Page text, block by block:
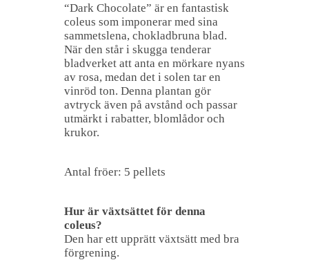
“Dark Chocolate” är en fantastisk
coleus som imponerar med sina
sammetslena, chokladbruna blad.
När den står i skugga tenderar
bladverket att anta en mörkare nyans
av rosa, medan det i solen tar en
vinröd ton. Denna plantan gör
avtryck även på avstånd och passar
utmärkt i rabatter, blomlådor och
krukor.
Antal fröer: 5 pellets
Hur är växtsättet för denna
coleus?
Den har ett upprätt växtsätt med bra
förgrening.